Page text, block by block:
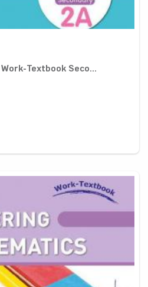
Textbook Seco...